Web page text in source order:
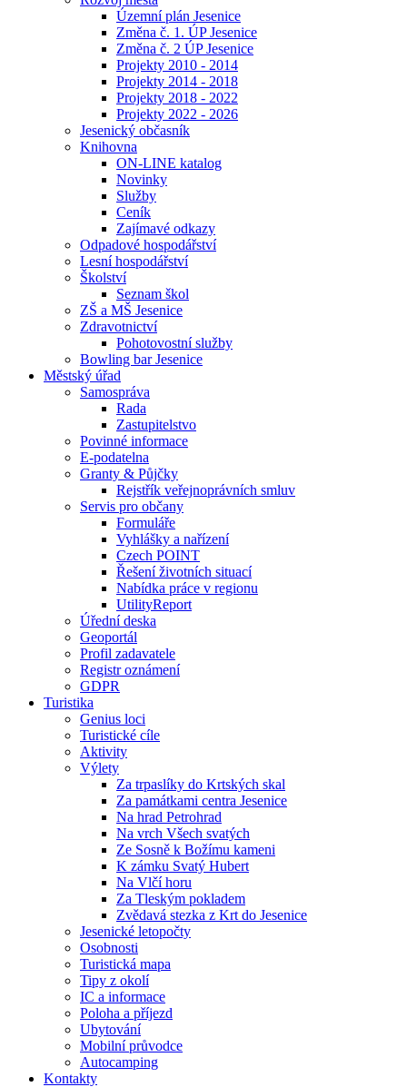
Územní plán Jesenice
Změna č. 1. ÚP Jesenice
Změna č. 2 ÚP Jesenice
Projekty 2010 - 2014
Projekty 2014 - 2018
Projekty 2018 - 2022
Projekty 2022 - 2026
Jesenický občasník
Knihovna
ON-LINE katalog
Novinky
Služby
Ceník
Zajímavé odkazy
Odpadové hospodářství
Lesní hospodářství
Školství
Seznam škol
ZŠ a MŠ Jesenice
Zdravotnictví
Pohotovostní služby
Bowling bar Jesenice
Městský úřad
Samospráva
Rada
Zastupitelstvo
Povinné informace
E-podatelna
Granty & Půjčky
Rejstřík veřejnoprávních smluv
Servis pro občany
Formuláře
Vyhlášky a nařízení
Czech POINT
Řešení životních situací
Nabídka práce v regionu
UtilityReport
Úřední deska
Geoportál
Profil zadavatele
Registr oznámení
GDPR
Turistika
Genius loci
Turistické cíle
Aktivity
Výlety
Za trpaslíky do Krtských skal
Za památkami centra Jesenice
Na hrad Petrohrad
Na vrch Všech svatých
Ze Sosně k Božímu kameni
K zámku Svatý Hubert
Na Vlčí horu
Za Tleským pokladem
Zvědavá stezka z Krt do Jesenice
Jesenické letopočty
Osobnosti
Turistická mapa
Tipy z okolí
IC a informace
Poloha a příjezd
Ubytování
Mobilní průvodce
Autocamping
Kontakty